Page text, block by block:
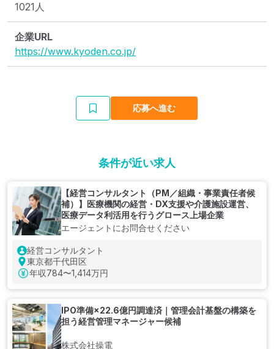
1021人
企業URL
https://www.kyoden.co.jp/
応募へ進む
条件が近い求人
【経営コンサルタント（PM／組織・事業責任者候
補）】医療機関の経営・DX支援や介護施設運営、
医療データ利活用を行うグロース上場企業
エージェントにお問合せください
経営コンサルタント
東京都千代田区
年収784〜1,414万円
IPO準備×22.6億円調達済｜管理会計基盤の構築を
担う経営管理マネージャー候補
株式会社操電